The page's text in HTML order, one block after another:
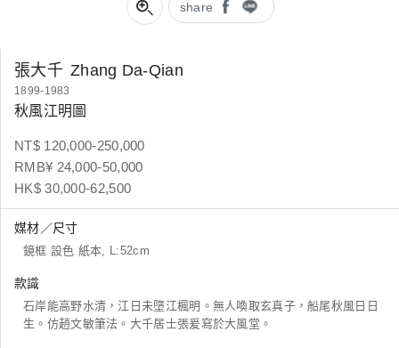
share
張大千 Zhang Da-Qian
1899-1983
秋風江明圖
NT$ 120,000-250,000
RMB¥ 24,000-50,000
HK$ 30,000-62,500
媒材／尺寸
鏡框 設色 紙本, L:52cm
款識
石岸能高野水清，江日未墮江楓明。無人喚取玄真子，船尾秋風日日
生。仿趙文敏筆法。大千居士張爰寫於大風堂。